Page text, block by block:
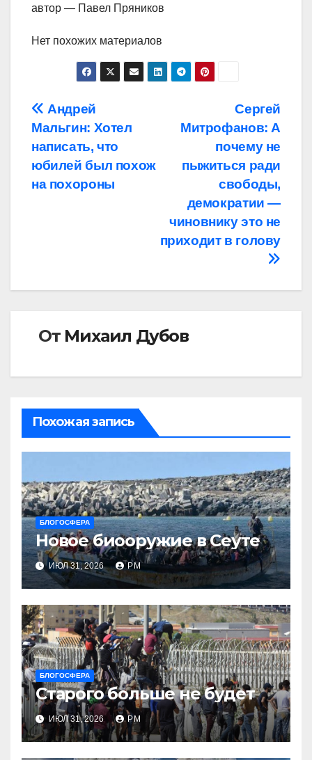
автор — Павел Пряников
Нет похожих материалов
Навигация
по
записям
Сергей
Митрофанов: А
почему не
пыжиться ради
свободы,
демократии —
чиновнику это не
приходит в голову
Андрей
Мальгин: Хотел
написать, что
юбилей был похож
на похороны
От Михаил Дубов
Похожая запись
БЛОГОСФЕРА
Новое биооружие в Сеуте
ИЮЛ 31, 2026 РМ
БЛОГОСФЕРА
Старого больше не будет
ИЮЛ 31, 2026 РМ